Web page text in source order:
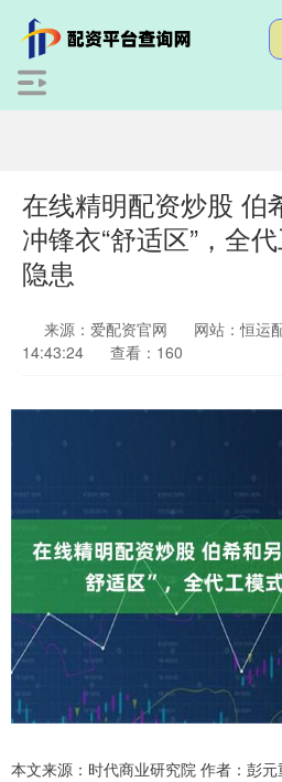
在线精明配资炒股 伯
冲锋衣“舒适区”，全
隐患
来源：爱配资官网 网站：恒运
14:43:24
查看：160
本文来源：时代商业研究院 作者：彭